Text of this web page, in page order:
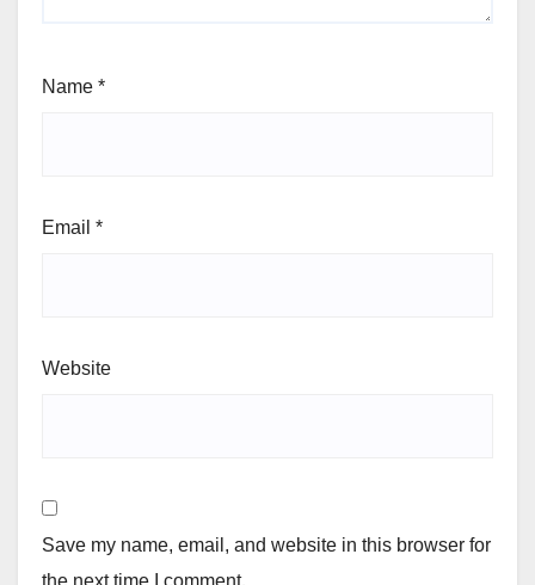
Name *
Email *
Website
Save my name, email, and website in this browser for